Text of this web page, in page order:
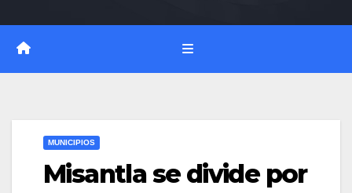
MUNICIPIOS
Misantla se divide por